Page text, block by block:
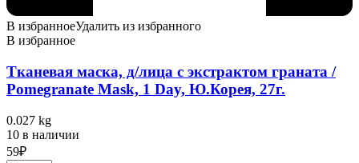
В избранноеУдалить из избранного
В избранное
Тканевая маска, д/лица с экстрактом граната /
Pomegranate Mask, 1 Day, Ю.Корея, 27г.
0.027 kg
10 в наличии
59₽